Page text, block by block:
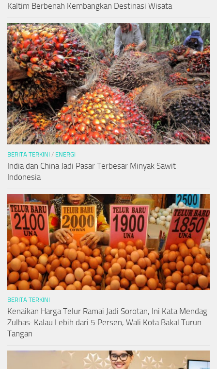
Kaltim Berbenah Kembangkan Destinasi Wisata
BERITA TERKINI / ENERGI
India dan China Jadi Pasar Terbesar Minyak Sawit
Indonesia
BERITA TERKINI
Kenaikan Harga Telur Ramai Jadi Sorotan, Ini Kata Mendag
Zulhas: Kalau Lebih dari 5 Persen, Wali Kota Bakal Turun
Tangan